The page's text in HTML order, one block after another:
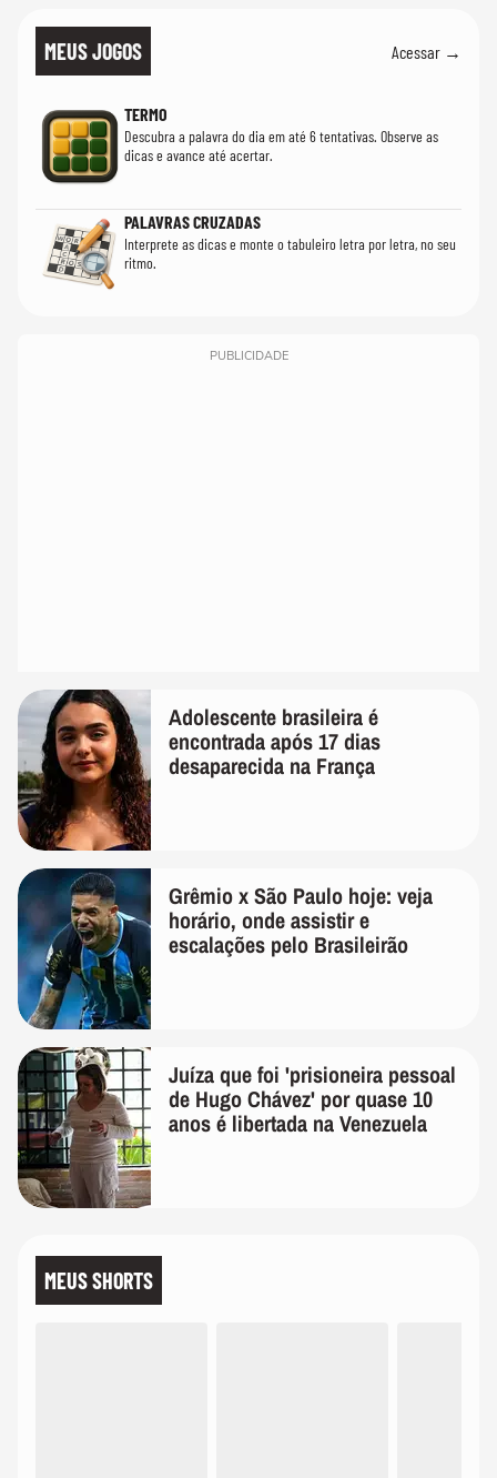
MEUS JOGOS Acessar →
TERMO
Descubra a palavra do dia em até 6 tentativas. Observe as
dicas e avance até acertar.
PALAVRAS CRUZADAS
Interprete as dicas e monte o tabuleiro letra por letra, no seu
ritmo.
PUBLICIDADE
Adolescente brasileira é
encontrada após 17 dias
desaparecida na França
Grêmio x São Paulo hoje: veja
horário, onde assistir e
escalações pelo Brasileirão
Juíza que foi 'prisioneira pessoal
de Hugo Chávez' por quase 10
anos é libertada na Venezuela
MEUS SHORTS